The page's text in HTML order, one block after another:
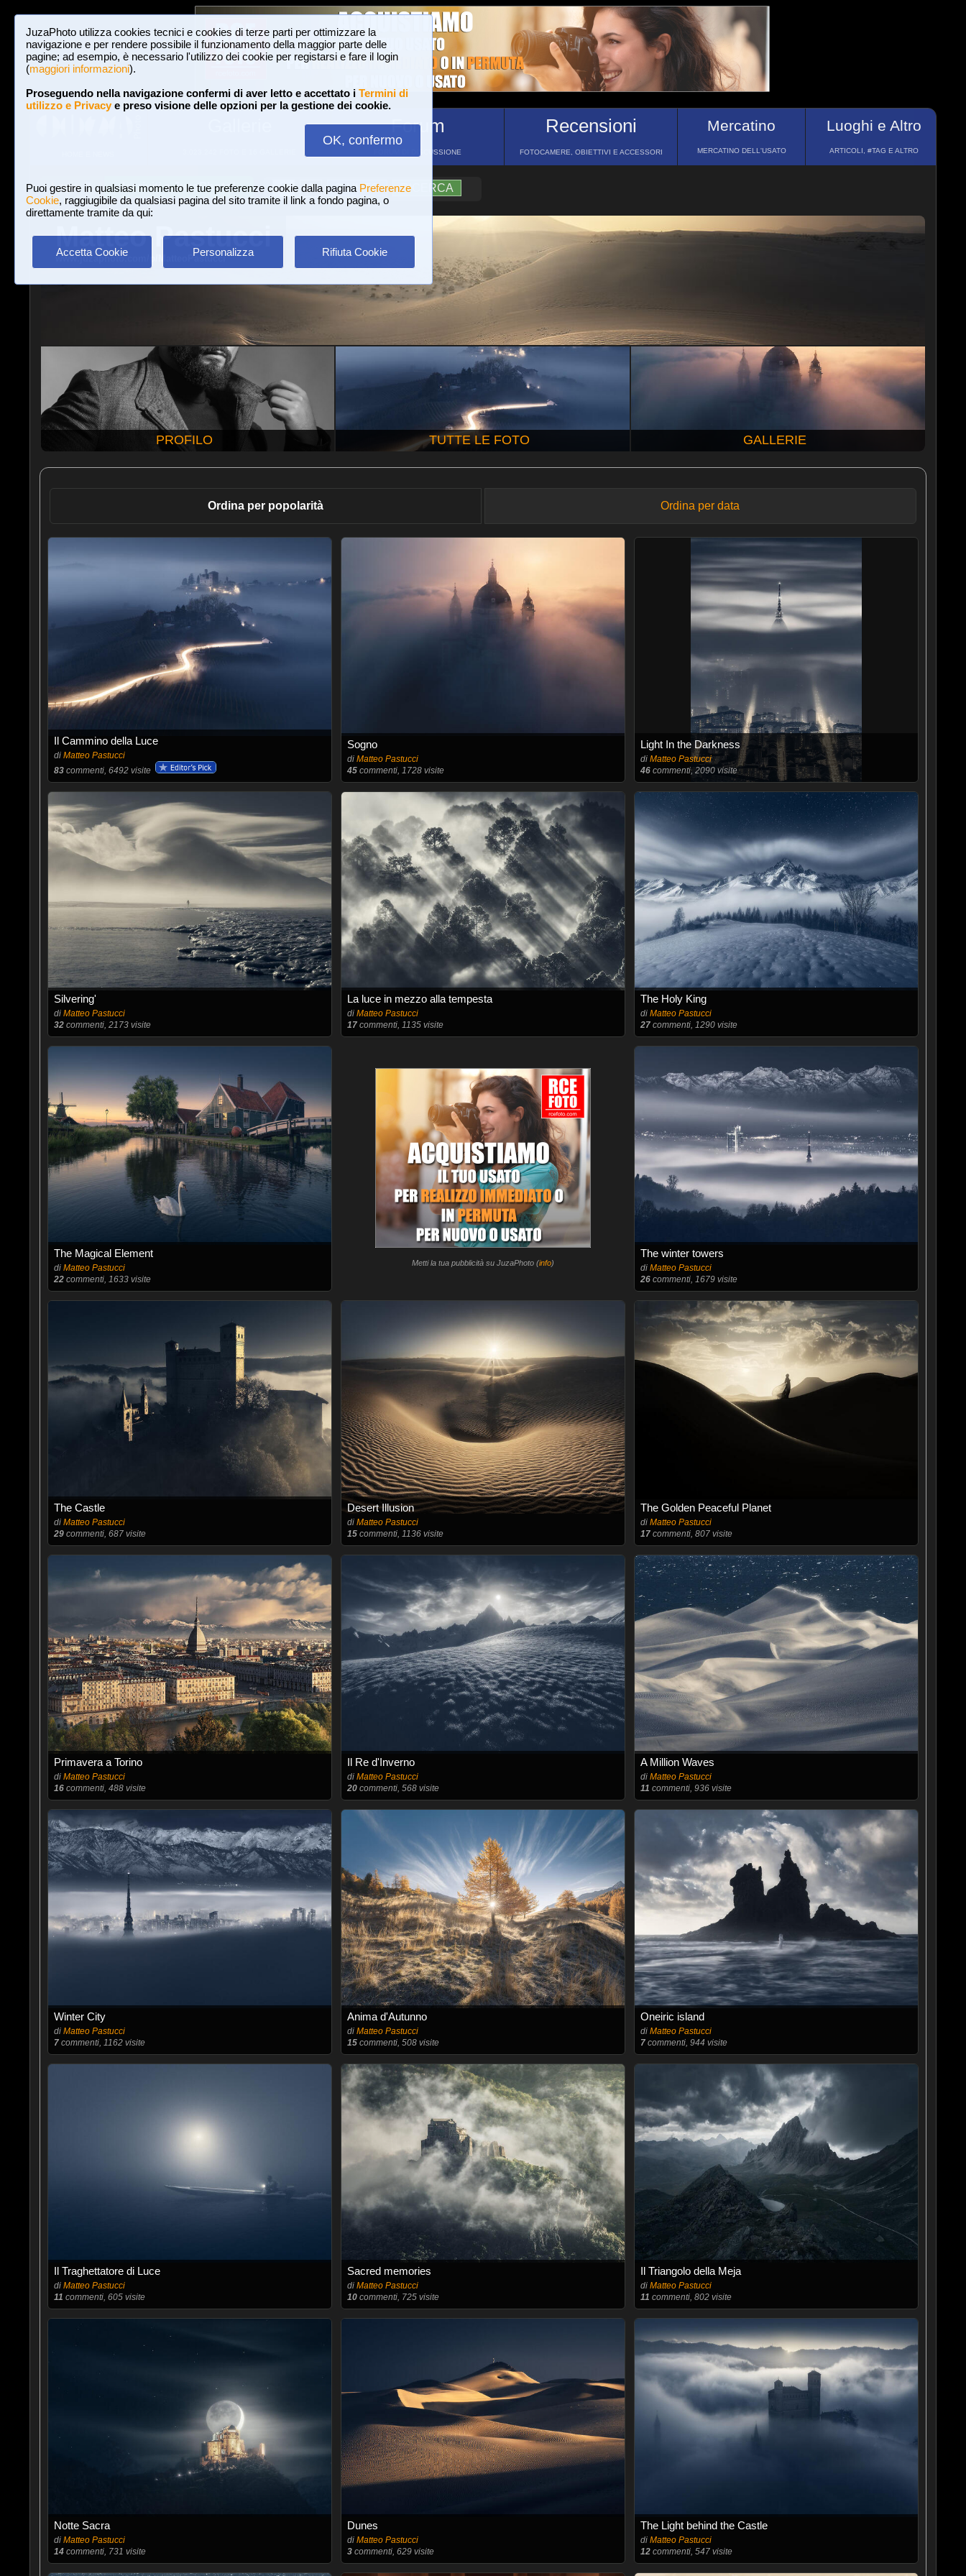
JuzaPhoto utilizza cookies tecnici e cookies di terze parti per ottimizzare la
navigazione e per rendere possibile il funzionamento della maggior parte delle
pagine; ad esempio, è necessario l'utilizzo dei cookie per registarsi e fare il login
(maggiori informazioni).
Proseguendo nella navigazione confermi di aver letto e accettato i Termini di
utilizzo e Privacye preso visione delle opzioni per la gestione dei cookie.
OK, confermo
Puoi gestire in qualsiasi momento le tue preferenze cookie dalla pagina Preferenze
Cookie, raggiugibile da qualsiasi pagina del sito tramite il link a fondo pagina, o
direttamente tramite da qui:
Accetta Cookie Personalizza Rifiuta Cookie
Forum
FORUM DI DISCUSSIONE
Recensioni
FOTOCAMERE, OBIETTIVI E ACCESSORI
Mercatino
MERCATINO DELL'USATO
Luoghi e Altro
ARTICOLI, #TAG E ALTRO
Login Iscriviti a JuzaPhoto! A A ?AIUTO RICERCA
Matteo Pastucci
www.juzaphoto.com/p/MatteoPastucci
PROFILO TUTTE LE FOTO GALLERIE
Ordina per popolarità Ordina per data
Il Cammino della Luce
di Matteo Pastucci
83commenti, 6492 visite
Sogno
di Matteo Pastucci
45commenti, 1728 visite
Light In the Darkness
diMatteo Pastucci
46 commenti, 2090 visite
Silvering'
di Matteo Pastucci
32commenti, 2173 visite
La luce in mezzo alla tempesta
di Matteo Pastucci
17commenti, 1135 visite
The Holy King
diMatteo Pastucci
27 commenti, 1290 visite
The Magical Element
di Matteo Pastucci
22commenti, 1633 visite
Metti la tua pubblicità su JuzaPhoto (info)
The winter towers
diMatteo Pastucci
26 commenti, 1679 visite
The Castle
di Matteo Pastucci
29commenti, 687 visite
Desert Illusion
di Matteo Pastucci
15commenti, 1136 visite
The Golden Peaceful Planet
diMatteo Pastucci
17 commenti, 807 visite
Primavera a Torino
di Matteo Pastucci
16commenti, 488 visite
Il Re d'Inverno
di Matteo Pastucci
20commenti, 568 visite
A Million Waves
diMatteo Pastucci
11 commenti, 936 visite
Winter City
di Matteo Pastucci
7commenti, 1162 visite
Anima d'Autunno
di Matteo Pastucci
15commenti, 508 visite
Oneiric island
diMatteo Pastucci
7 commenti, 944 visite
Il Traghettatore di Luce
di Matteo Pastucci
11 commenti, 605 visite
Sacred memories
di Matteo Pastucci
10commenti, 725 visite
Il Triangolo della Meja
diMatteo Pastucci
11 commenti, 802 visite
Notte Sacra
di Matteo Pastucci
14commenti, 731 visite
Dunes
di Matteo Pastucci
3commenti, 629 visite
The Light behind the Castle
diMatteo Pastucci
12 commenti, 547 visite